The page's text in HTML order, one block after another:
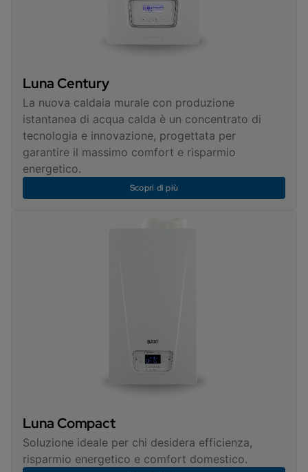
Luna Century
La nuova caldaia murale con produzione
istantanea di acqua calda è un concentrato di
tecnologia e innovazione, progettata per
garantire il massimo comfort e risparmio
energetico.
Scopri di più
Luna Compact
Soluzione ideale per chi desidera efficienza,
risparmio energetico e comfort domestico.